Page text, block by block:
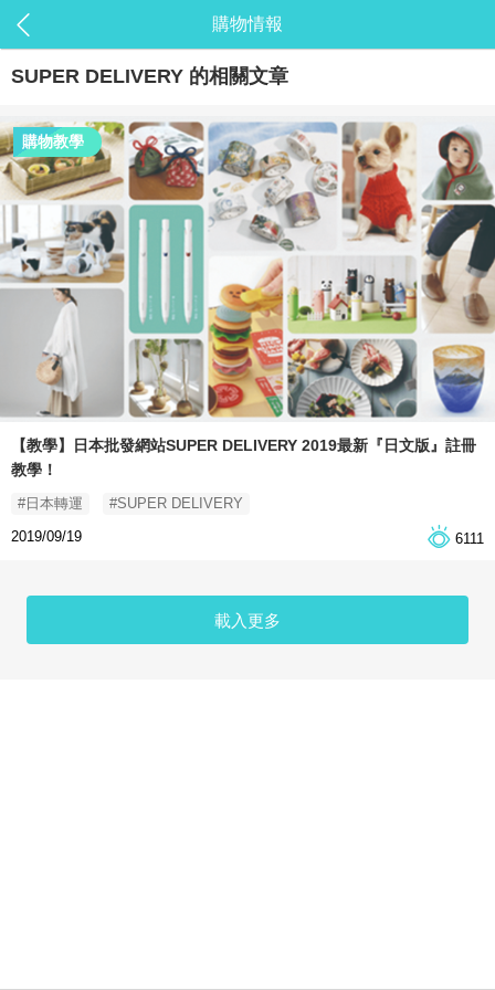
購物情報
SUPER DELIVERY 的相關文章
購物教學
【教學】日本批發網站SUPER DELIVERY 2019最新『日文版』註冊
教學！
#日本轉運
#SUPER DELIVERY
2019/09/19
6111
載入更多